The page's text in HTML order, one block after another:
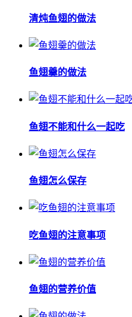
清炖鱼翅的做法
鱼翅羹的做法
鱼翅不能和什么一起吃
鱼翅怎么保存
吃鱼翅的注意事项
鱼翅的营养价值